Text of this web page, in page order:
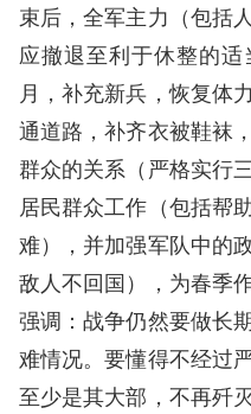
束后，全军主力（包括
应撤退至利于休整的
月，补充新兵，恢复体
通道路，补齐衣被鞋袜
群众的关系（严格实行
居民群众工作（包括帮
难），并加强军队中的
敌人不回国），为春季
强调：战争仍然要做长
难情况。要懂得不经过
至少是其大部，不再歼